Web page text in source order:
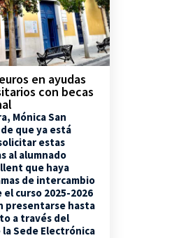
en ayudas
con becas
Mónica San
que ya está
estas
al alumnado
que haya
de intercambio
curso 2025-2026
presentarse hasta
a través del
Sede Electrónica